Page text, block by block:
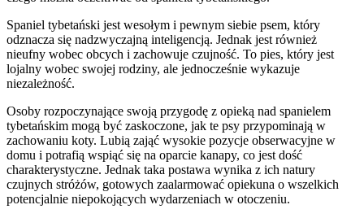
Spaniel tybetański jest wesołym i pewnym siebie psem, który
odznacza się nadzwyczajną inteligencją. Jednak jest również
nieufny wobec obcych i zachowuje czujność. To pies, który jest
lojalny wobec swojej rodziny, ale jednocześnie wykazuje
niezależność.
Osoby rozpoczynające swoją przygodę z opieką nad spanielem
tybetańskim mogą być zaskoczone, jak te psy przypominają w
zachowaniu koty. Lubią zająć wysokie pozycje obserwacyjne w
domu i potrafią wspiąć się na oparcie kanapy, co jest dość
charakterystyczne. Jednak taka postawa wynika z ich natury
czujnych stróżów, gotowych zaalarmować opiekuna o wszelkich
potencjalnie niepokojących wydarzeniach w otoczeniu.